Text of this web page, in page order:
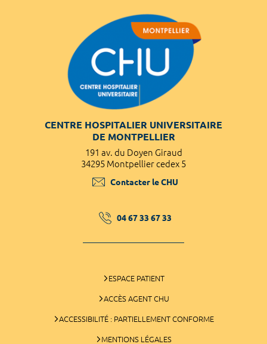
CENTRE HOSPITALIER UNIVERSITAIRE
DE MONTPELLIER
191 av. du Doyen Giraud
34295 Montpellier cedex 5
Contacter le CHU
04 67 33 67 33
ESPACE PATIENT
ACCÈS AGENT CHU
ACCESSIBILITÉ : PARTIELLEMENT CONFORME
MENTIONS LÉGALES